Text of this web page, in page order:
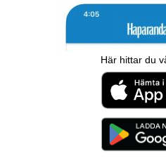
Här hittar du